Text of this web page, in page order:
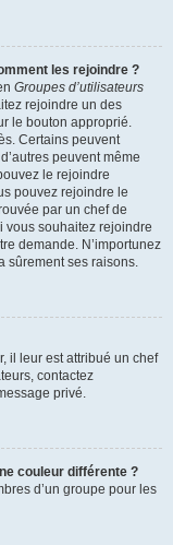
les rejoindre ?
Groupes d’utilisateurs
rejoindre un des
le bouton approprié.
Certains peuvent
peuvent même
le rejoindre
pouvez rejoindre le
par un chef de
vous souhaitez rejoindre
demande. N’importunez
sûrement ses raisons.
il leur est attribué un chef
contactez
privé.
couleur différente ?
d’un groupe pour les